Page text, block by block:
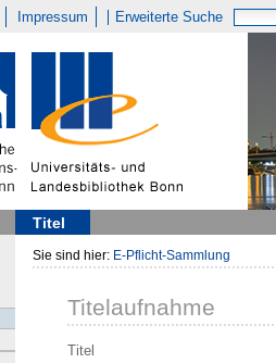
Impressum Erweiterte Suche
Titel
Sie sind hier: E-Pflicht-Sammlung
Titelaufnahme
Titel